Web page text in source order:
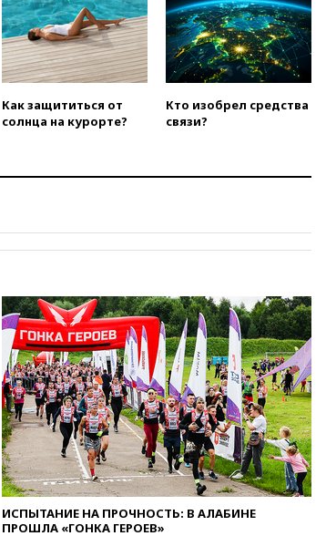
режиссер Кирилл Соколов
снимет триллер для Netflix
вчера, 22:20 Турция призвала
к мораторию на удары по
море
введет экзамен для
претендентов на получение
вчера, 20:12Минобороны
Болгарии: упавший в стране
беспилотник, скорее всего,
был украинским
вчера, 19:29 ОАЭ обвинили
Иран в атаке на судно
нефтяной компании ADNOC в
Ормузе
вчера, 18:56«Газпром»: объем
газа в европейских подземных
хранилищах достиг
антирекорда
вчера, 18:25
Как защититься от
солнца на курорте?
Кто изобрел средства
связи?
ИСПЫТАНИЕ НА ПРОЧНОСТЬ: В АЛАБИНЕ
ПРОШЛА «ГОНКА ГЕРОЕВ»